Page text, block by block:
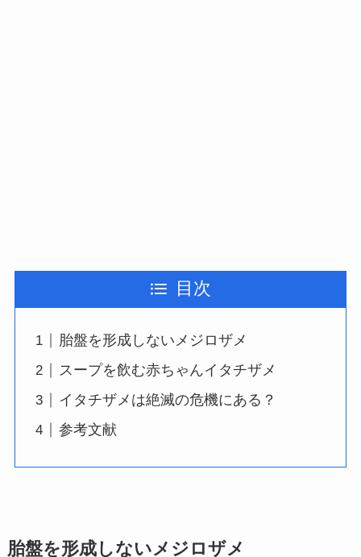
目次
胎盤を形成しないメジロザメ
スープを飲む赤ちゃんイタチザメ
イタチザメは絶滅の危機にある？
参考文献
胎盤を形成しないメジロザメ